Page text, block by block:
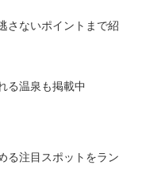
さないポイントまで紹
る温泉も掲載中
る注目スポットをラン